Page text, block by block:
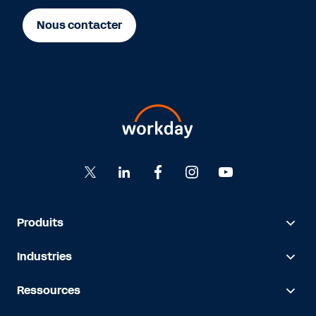
Nous contacter
Produits
Industries
Ressources